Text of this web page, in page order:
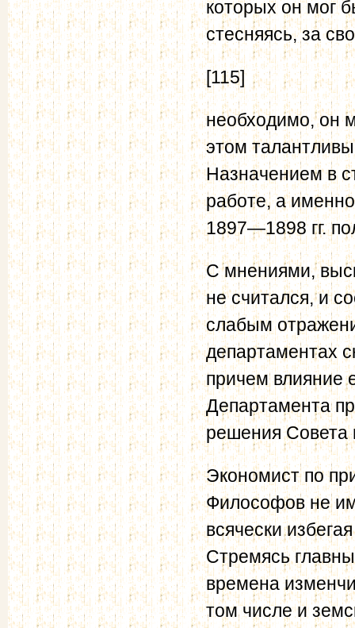
которых он мог
стесняясь, за
[115]
необходимо, он
этом
Назначением в
работе, а
1897—1898 гг.
С мнениями,
не считался, и
слабым
департаментах
причем влияние
Департамента
решения Совета
Экономист по
Философов не
всячески
Стремясь
времена
том числе и